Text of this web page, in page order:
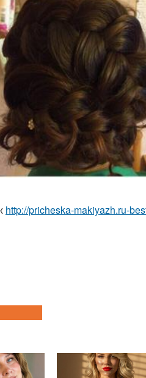
http://pricheska-makiyazh.ru-